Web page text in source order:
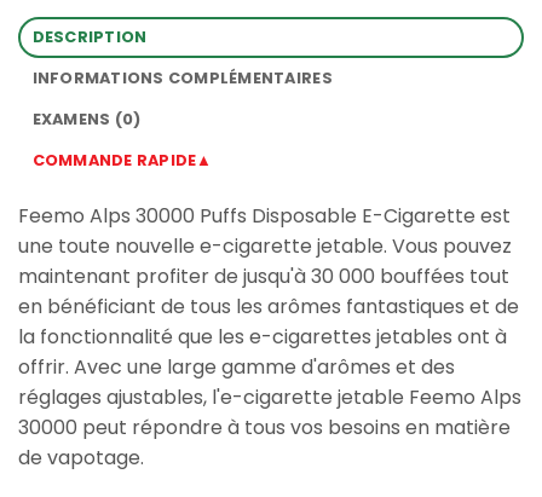
DESCRIPTION
INFORMATIONS COMPLÉMENTAIRES
EXAMENS (0)
COMMANDE RAPIDE▲
Feemo Alps 30000 Puffs Disposable E-Cigarette est
une toute nouvelle e-cigarette jetable. Vous pouvez
maintenant profiter de jusqu'à 30 000 bouffées tout
en bénéficiant de tous les arômes fantastiques et de
la fonctionnalité que les e-cigarettes jetables ont à
offrir. Avec une large gamme d'arômes et des
réglages ajustables, l'e-cigarette jetable Feemo Alps
30000 peut répondre à tous vos besoins en matière
de vapotage.